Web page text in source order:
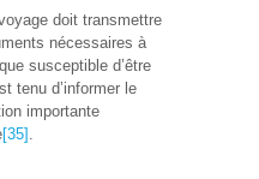
doit transmettre
nécessaires à
susceptible d’être
tenu d’informer le
importante
[35]